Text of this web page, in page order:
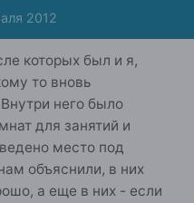
2012
которых был и я,
то вновь
него было
для занятий и
место под
объяснили, в них
а еще в них - если